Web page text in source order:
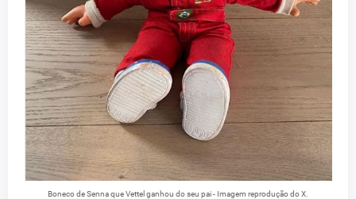
Boneco de Senna que Vettel ganhou do seu pai - Imagem reprodução do X.